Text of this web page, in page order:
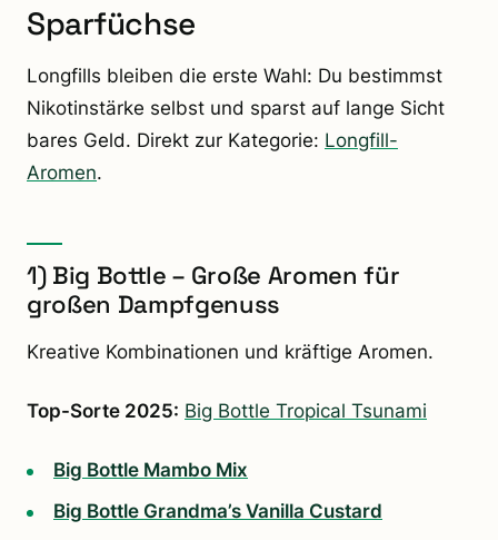
Sparfüchse
Longfills bleiben die erste Wahl: Du bestimmst
Nikotinstärke selbst und sparst auf lange Sicht
bares Geld. Direkt zur Kategorie: Longfill-
Aromen.
1) Big Bottle – Große Aromen für
großen Dampfgenuss
Kreative Kombinationen und kräftige Aromen.
Top-Sorte 2025: Big Bottle Tropical Tsunami
Big Bottle Mambo Mix
Big Bottle Grandma’s Vanilla Custard